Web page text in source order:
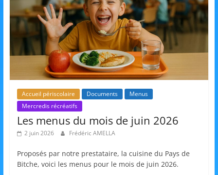
d
u
c
a
t
i
o
n
e
t
n
Accueil périscolaire Documents
Menus
Mercredis récréatifs
Les menus du mois de juin 2026
2 juin 2026 Frédéric AMELLA
Proposés par notre prestataire, la cuisine du Pays de
Bitche, voici les menus pour le mois de juin 2026.